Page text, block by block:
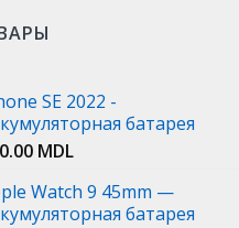
SE 2022 -
батарея
MDL
Watch 9 45mm —
батарея